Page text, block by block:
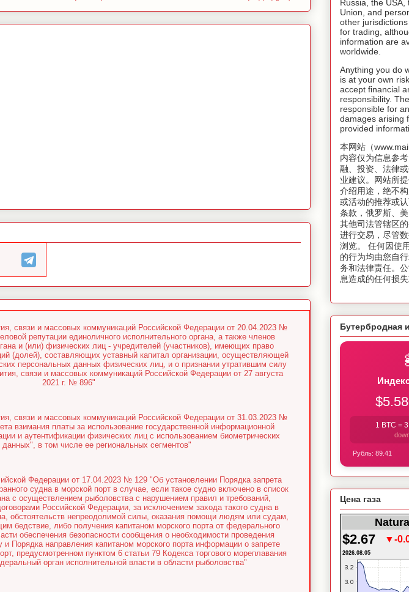
связи и массовых коммуникаций Российской Федерации от 20.04.2023 №
репутации единоличного исполнительного органа, а также членов
и (или) физических лиц - учредителей (участников), имеющих право
(долей), составляющих уставный капитал организации, осуществляющей
персональных данных физических лиц, и о признании утратившим силу
связи и массовых коммуникаций Российской Федерации от 27 августа
2021 г. № 896"
связи и массовых коммуникаций Российской Федерации от 31.03.2023 №
взимания платы за использование государственной информационной
и аутентификации физических лиц с использованием биометрических
в том числе ее региональных сегментов"
Федерации от 17.04.2023 № 129 "Об установлении Порядка запрета
судна в морской порт в случае, если такое судно включено в список
с осуществлением рыболовства с нарушением правил и требований,
Российской Федерации, за исключением захода такого судна в
обстоятельств непреодолимой силы, оказания помощи людям или судам,
бедствие, либо получения капитаном морского порта от федерального
обеспечения безопасности сообщения о необходимости проведения
и Порядка направления капитаном морского порта информации о запрете
предусмотренном пунктом 6 статьи 79 Кодекса торгового мореплавания
орган исполнительной власти в области рыболовства"
Russia, the USA,
Union, and
other
for trading,
information are
worldwide.
Anything you do
is at your own
accept financial
responsibility.
responsible for
damages arising
provided
本网站（
内容仅为信息参
融、投资、法律
业建议。网站所
介绍用途，绝不
或活动的推荐或
条款，俄罗斯、
其他司法管辖区
进行交易，尽管
浏览。 任何因使
的行为均由您自
务和法律责任。
息造成的任何损
Бутербродная
$5.58
1 BTC =
Рубль: 89.41
Цена газа
$2.67 ▼-
2026.08.05